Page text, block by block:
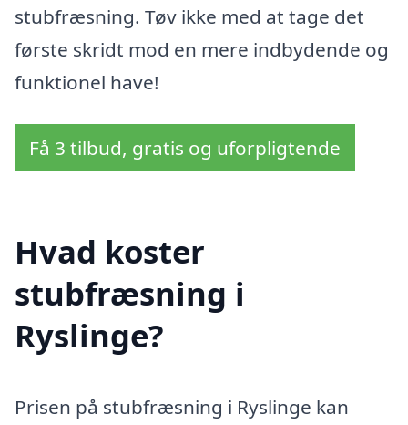
stubfræsning. Tøv ikke med at tage det
første skridt mod en mere indbydende og
funktionel have!
Få 3 tilbud, gratis og uforpligtende
Hvad koster
stubfræsning i
Ryslinge?
Prisen på stubfræsning i Ryslinge kan